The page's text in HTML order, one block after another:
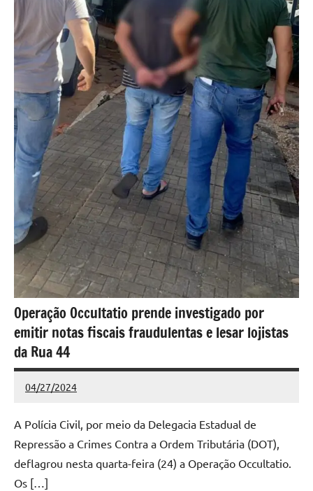
Operação Occultatio prende investigado por
emitir notas fiscais fraudulentas e lesar lojistas
da Rua 44
04/27/2024
Redação
Nenhum
A Polícia Civil, por meio da Delegacia Estadual de
Repressão a Crimes Contra a Ordem Tributária (DOT),
deflagrou nesta quarta-feira (24) a Operação Occultatio.
Os […]